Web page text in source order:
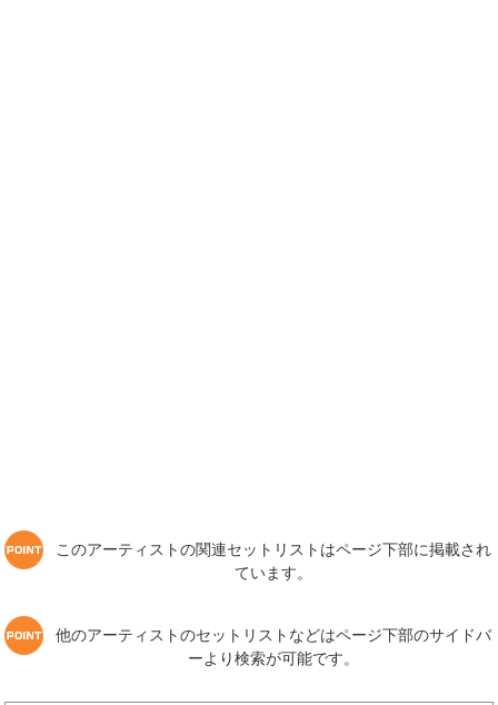
このアーティストの関連セットリストはページ下部に掲載され
ています。
他のアーティストのセットリストなどはページ下部のサイドバ
ーより検索が可能です。